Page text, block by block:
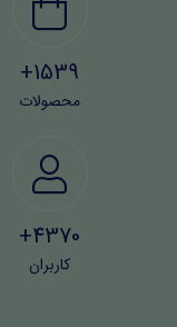
1539+
محصولات
4370+
کاربران